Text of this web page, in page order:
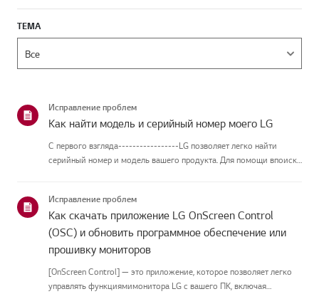
ТЕМА
Исправление проблем
Как найти модель и серийный номер моего LG
С первого взгляда-----------------LG позволяет легко найти
серийный номер и модель вашего продукта. Для помощи впоиске
руководство создано...
Исправление проблем
Как скачать приложение LG OnScreen Control
(OSC) и обновить программное обеспечение или
прошивку мониторов
[OnScreen Control] — это приложение, которое позволяет легко
управлять функциямимонитора LG с вашего ПК, включая